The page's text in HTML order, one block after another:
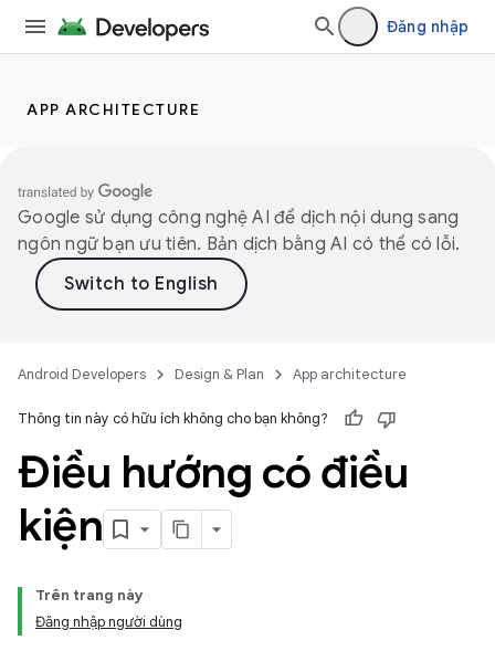
Đăng nhập
APP ARCHITECTURE
Google sử dụng công nghệ AI để dịch nội dung sang
ngôn ngữ bạn ưu tiên. Bản dịch bằng AI có thể có lỗi.
Android Developers Design & Plan App architecture
Thông tin này có hữu ích không cho bạn không?
Điều hướng có điều
kiện
Trên trang này
Đăng nhập người dùng